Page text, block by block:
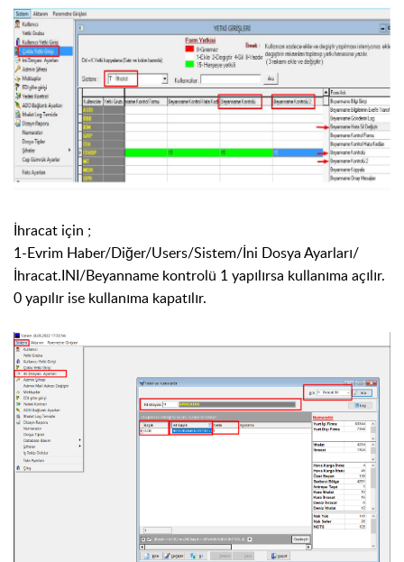
İhracat için ;
1-Evrim Haber/Diğer/Users/Sistem/İni Dosya Ayarları/
İhracat.INI/Beyanname kontrolü 1 yapılırsa kullanıma açılır.
0 yapılır ise kullanıma kapatılır.